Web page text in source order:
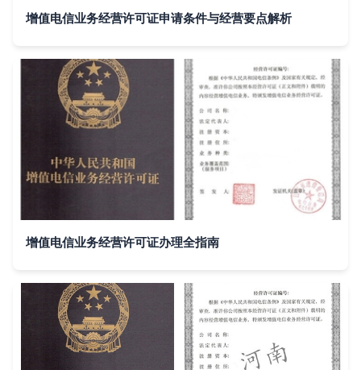
增值电信业务经营许可证申请条件与经营要点解析
增值电信业务经营许可证办理全指南